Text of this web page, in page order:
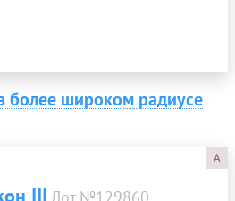
более широком радиусе
A
III